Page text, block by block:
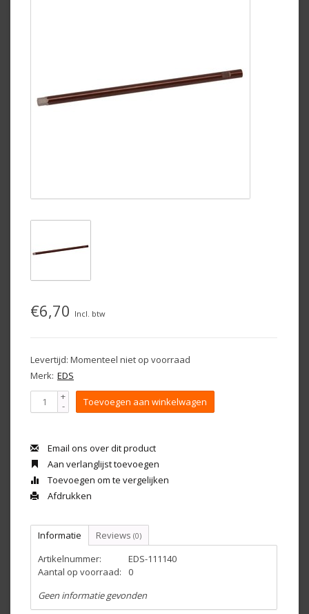
€6,70 Incl. btw
Levertijd: Momenteel niet op voorraad
Merk: EDS
+
- Toevoegen aan winkelwagen
Email ons over dit product
Aan verlanglijst toevoegen
Toevoegen om te vergelijken
Afdrukken
Informatie Reviews (0)
Artikelnummer:
EDS-111140
Aantal op voorraad:
0
Geen informatie gevonden